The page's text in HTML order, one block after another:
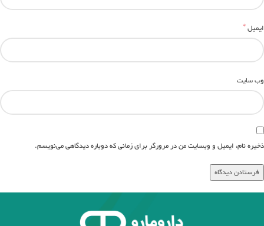
ایمیل*
وب‌ سایت
ذخیره نام، ایمیل و وبسایت من در مرورگر برای زمانی که دوباره دیدگاهی می‌نویسم.